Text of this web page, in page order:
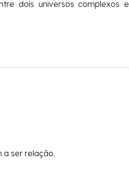
dois universos complexos e
a ser relação.